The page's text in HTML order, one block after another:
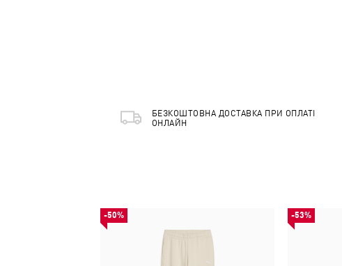
БЕЗКОШТОВНА ДОСТАВКА ПРИ ОПЛАТІ
ОНЛАЙН
-50% -53%